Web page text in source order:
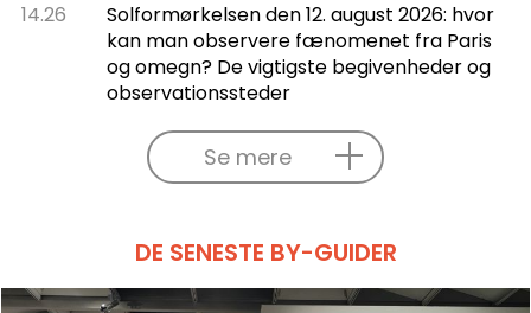
14.26
Solformørkelsen den 12. august 2026: hvor
kan man observere fænomenet fra Paris
og omegn? De vigtigste begivenheder og
observationssteder
Se mere
DE SENESTE BY-GUIDER